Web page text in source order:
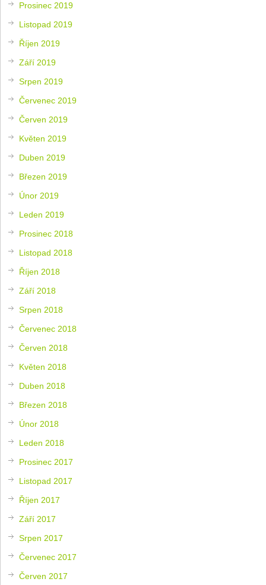
Prosinec 2019
Listopad 2019
Říjen 2019
Září 2019
Srpen 2019
Červenec 2019
Červen 2019
Květen 2019
Duben 2019
Březen 2019
Únor 2019
Leden 2019
Prosinec 2018
Listopad 2018
Říjen 2018
Září 2018
Srpen 2018
Červenec 2018
Červen 2018
Květen 2018
Duben 2018
Březen 2018
Únor 2018
Leden 2018
Prosinec 2017
Listopad 2017
Říjen 2017
Září 2017
Srpen 2017
Červenec 2017
Červen 2017